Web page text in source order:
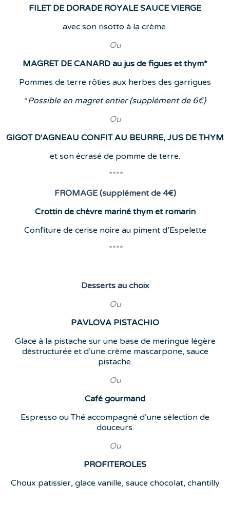
FILET DE DORADE ROYALE SAUCE VIERGE
avec son risotto à la crème.
Ou
MAGRET DE CANARD au jus de figues et thym*
Pommes de terre rôties aux herbes des garrigues
*Possible en magret entier (supplément de 6€)
Ou
GIGOT D'AGNEAU CONFIT AU BEURRE, JUS DE THYM
et son écrasé de pomme de terre.
****
FROMAGE (supplément de 4€)
Crottin de chèvre mariné thym et romarin
Confiture de cerise noire au piment d’Espelette
****
Desserts au choix
Ou
PAVLOVA PISTACHIO
Glace à la pistache sur une base de meringue légère
déstructurée et d’une crème mascarpone, sauce
pistache.
Ou
Café gourmand
Espresso ou Thé accompagné d’une sélection de
douceurs.
Ou
PROFITEROLES
Choux patissier, glace vanille, sauce chocolat, chantilly